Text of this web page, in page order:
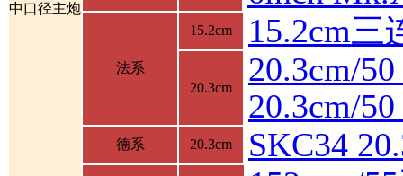
中口径主炮
法系
15.2cm 15.2cm三
20.3cm
20.3cm/
20.3cm/
德系 20.3cm SKC34